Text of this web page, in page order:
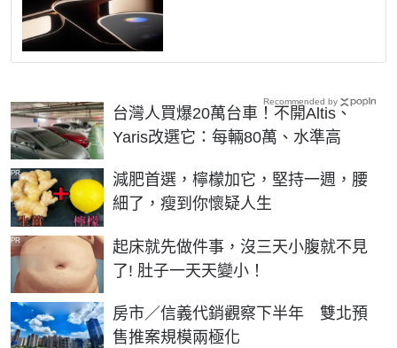
台灣人買爆20萬台車！不開Altis、
Yaris改選它：每輛80萬、水準高
減肥首選，檸檬加它，堅持一週，腰
細了，瘦到你懷疑人生
PR
起床就先做件事，沒三天小腹就不見
了! 肚子一天天變小！
PR
房市／信義代銷觀察下半年 雙北預
售推案規模兩極化
Recommended by